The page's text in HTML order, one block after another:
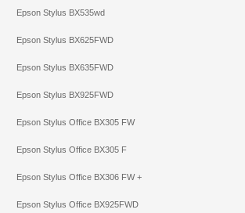
Epson Stylus BX535wd
Epson Stylus BX625FWD
Epson Stylus BX635FWD
Epson Stylus BX925FWD
Epson Stylus Office BX305 FW
Epson Stylus Office BX305 F
Epson Stylus Office BX306 FW +
Epson Stylus Office BX925FWD